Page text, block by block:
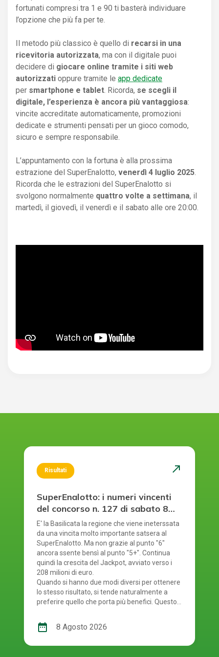
fortunati compresi tra 1 e 90 ti basterà individuare
l’opzione che più fa per te.
Il metodo più classico è quello di recarsi in una
ricevitoria autorizzata, ma con il digitale puoi
decidere di giocare online tramite i siti web
autorizzati oppure tramite le app dedicate
per smartphone e tablet . Ricorda, se scegli il
digitale, l’esperienza è ancora più vantaggiosa:
vincite accreditate automaticamente, promozioni
dedicate e strumenti pensati per un gioco comodo,
sicuro e sempre responsabile.
L’appuntamento con la fortuna è alla prossima
estrazione del SuperEnalotto, venerdì 4 luglio 2025
Ricorda che le estrazioni del SuperEnalotto si
svolgono normalmente quattro volte a settimana, il
martedì, il giovedì, il venerdì e il sabato alle ore 20:00.
Risultati north_east
SuperEnalotto: i numeri vincenti
del concorso n. 127 di sabato 8
agosto 2026
E' la Basilicata la regione che viene ineterssata
da una vincita molto importante satsera al
SuperEnalotto. Ma non grazie al punto "6"
ancora ssente bensì al punto "5+". Continua
quindi la crescita del Jackpot, avviato verso i
208 milioni di euro.
Quando si hanno due modi diversi per ottenere
lo stesso risultato, si tende naturalmente a
preferire quello che porta più benefici. Questo
gioca al SuperEnalotto. Infatti, per giocare al
SuperEnalotto si può scegliere tra due opzioni:
date_range 8 Agosto 2026